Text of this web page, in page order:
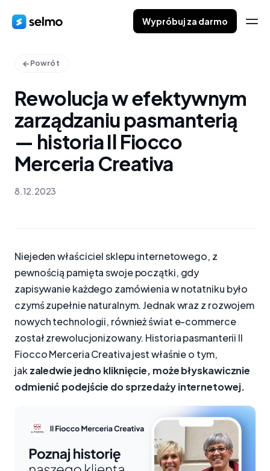
Wypróbuj za darmo
Powrót
Rewolucja w efektywnym
zarządzaniu pasmanterią
— historia Il Fiocco
Merceria Creativa
8.12.2023
Niejeden właściciel sklepu internetowego, z
pewnością pamięta swoje początki, gdy
zapisywanie każdego zamówienia w notatniku było
czymś zupełnie naturalnym. Jednak wraz z rozwojem
nowych technologii, również świat e-commerce
został zrewolucjonizowany. Historia pasmanterii Il
Fiocco Merceria Creativa jest właśnie o tym,
jak zaledwie jedno kliknięcie, może błyskawicznie
odmienić podejście do sprzedaży internetowej.